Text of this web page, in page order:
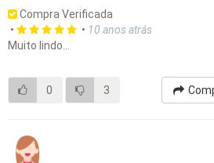
Compra Verificada
•
• 10 anos atrás
Muito lindo...
0 3